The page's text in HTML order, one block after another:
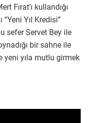
Fırat’ı kullandığı
Yıl Kredisi”
sefer Servet Bey ile
bir sahne ile
yeni yıla mutlu girmek